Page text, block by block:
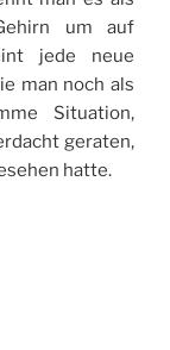
um auf
jede neue
man noch als
Situation,
geraten,
hatte.